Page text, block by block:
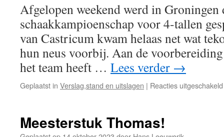
Afgelopen weekend werd in Groningen
schaakkampioenschap voor 4-tallen
van Castricum kwam helaas net wat
hun neus voorbij. Aan de
het team heeft … Lees verder →
Geplaatst in Verslag,stand en uitslagen | Reacties uitgeschakeld
Meesterstuk Thomas!